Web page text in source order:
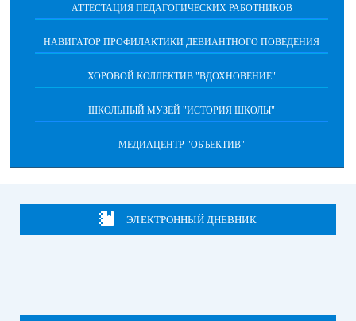
АТТЕСТАЦИЯ ПЕДАГОГИЧЕСКИХ РАБОТНИКОВ
НАВИГАТОР ПРОФИЛАКТИКИ ДЕВИАНТНОГО ПОВЕДЕНИЯ
ХОРОВОЙ КОЛЛЕКТИВ "ВДОХНОВЕНИЕ"
ШКОЛЬНЫЙ МУЗЕЙ "ИСТОРИЯ ШКОЛЫ"
МЕДИАЦЕНТР "ОБЪЕКТИВ"
ЭЛЕКТРОННЫЙ ДНЕВНИК